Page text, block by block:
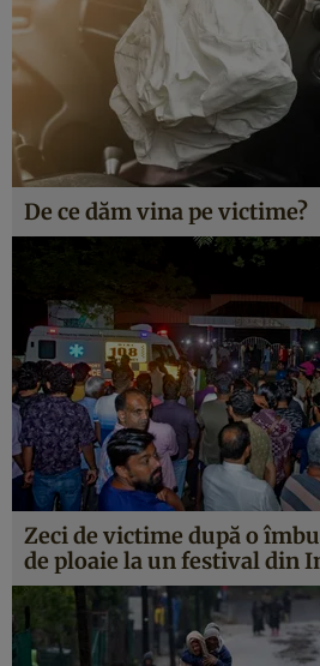
De ce dăm vina pe victime?
Zeci de victime după o
de ploaie la un festival din